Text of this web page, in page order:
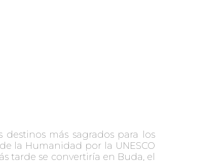
más sagrados para los
la Humanidad por la UNESCO
tarde se convertiría en Buda, el